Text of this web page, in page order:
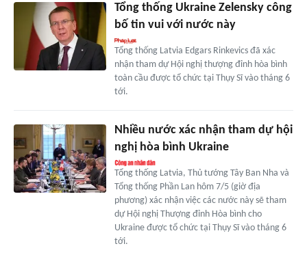
Tổng thống Ukraine Zelensky công
bố tin vui với nước này
Tổng thống Latvia Edgars Rinkevics đã xác
nhận tham dự Hội nghị thượng đỉnh hòa bình
toàn cầu được tổ chức tại Thụy Sĩ vào tháng 6
tới.
Nhiều nước xác nhận tham dự hội
nghị hòa bình Ukraine
Tổng thống Latvia, Thủ tướng Tây Ban Nha và
Tổng thống Phần Lan hôm 7/5 (giờ địa
phương) xác nhận việc các nước này sẽ tham
dự Hội nghị Thượng đỉnh Hòa bình cho
Ukraine được tổ chức tại Thụy Sĩ vào tháng 6
tới.